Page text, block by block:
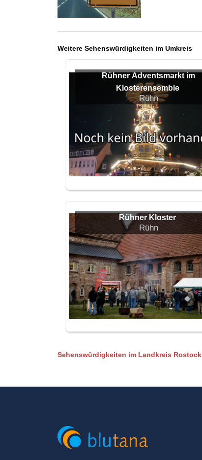
Weitere Sehenswürdigkeiten im Umkreis
Rühner Adventsmarkt im
Klosterensemble
Rühn
Rühner Kloster
Rühn
Sehenswürdigkeiten im Landkreis Rostock